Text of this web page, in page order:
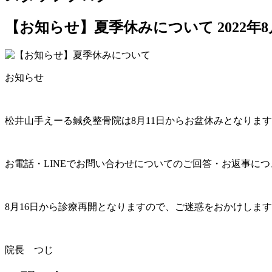
【お知らせ】夏季休みについて 2022年
お知らせ
松井山手えーる鍼灸整骨院は8月11日からお盆休みとなりま
お電話・LINEでお問い合わせについてのご回答・お返事に
8月16日から診療再開となりますので、ご迷惑をおかけしま
院長 つじ